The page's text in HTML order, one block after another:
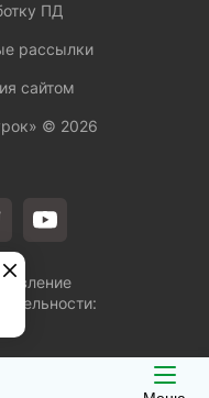
ПД
рассылки
сайтом
© 2026